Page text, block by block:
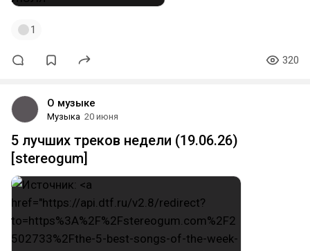
1
320
О музыке
Музыка 20 июня
5 лучших треков недели (19.06.26)
[stereogum]